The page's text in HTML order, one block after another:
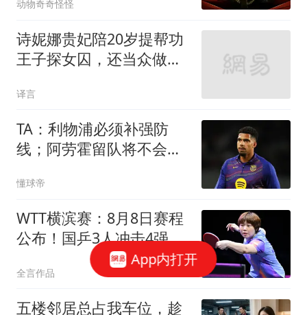
动物奇奇怪怪
诗妮娜贵妃陪20岁提帮功
王子探女囚，还当众做炒
译言
TA：利物浦必须补强防
线；阿劳霍留队将不会扮
懂球帝
WTT横滨赛：8月8日赛程
公布！国乒3人冲击4强，
中日2场主力对决
全言作品
五楼邻居总占我车位，趁
App内打开